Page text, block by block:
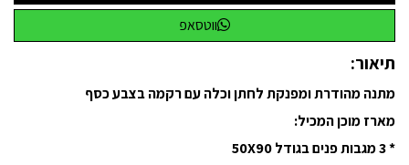
ווטסאפ
תיאור:
מתנה מהודרת ומפנקת לחתן וכלה עם רקמה בצבע כסף
מארז מוכן המכיל:
* 3 מגבות פנים בגודל 50X90